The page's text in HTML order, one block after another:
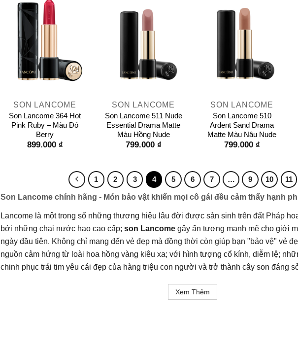
SON LANCOME
Son Lancome 364 Hot
Pink Ruby – Màu Đỏ
Berry
899.000 ₫
SON LANCOME
Son Lancome 511 Nude
Essential Drama Matte
Màu Hồng Nude
799.000 ₫
SON LANCOME
Son Lancome 510
Ardent Sand Drama
Matte Màu Nâu Nude
799.000 ₫
1 2 3 4 5 6 7 … 9 10 11
Son Lancome chính hãng - Món bảo vật khiến mọi cô gái đều cảm thấy hạnh
Lancome là một trong số những thương hiệu lâu đời được sản sinh trên đất Pháp
bởi những chai nước hao cao cấp; son Lancome gây ấn tượng mạnh mẽ cho giới
ngày đầu tiên. Không chỉ mang đến vẻ đẹp mà đồng thời còn giúp bạn "bảo vệ" vẻ
nguồn cảm hứng từ loài hoa hồng vàng kiêu xa; với hình tượng cổ kính, diễm lệ;
chinh phục trái tim yêu cái đẹp của hàng triệu con người và trở thành cây son đáng
Xem Thêm